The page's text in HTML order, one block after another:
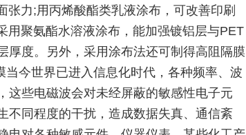
张力;用丙烯酸酯类乳液涂布，可改善印刷
用聚氨酯水溶液涂布，能加强镀铝层与PET
厚度。另外，采用涂布法还可制得高阻隔膜
今世界已进入信息化时代，各种频率、波
这些电磁波会对未经屏蔽的敏感性电子元
不同程度的干扰，造成数据失真、通信紊